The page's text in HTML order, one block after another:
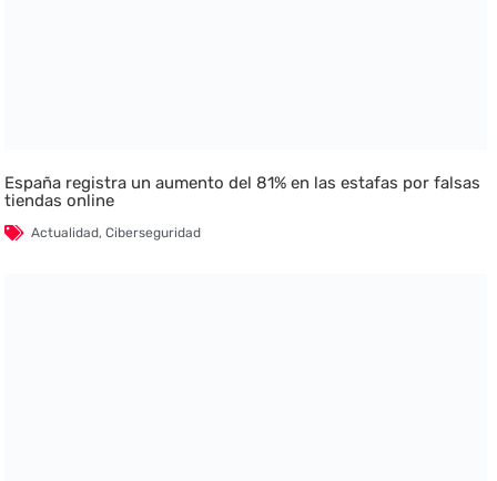
España registra un aumento del 81% en las estafas por falsas
tiendas online
Actualidad,Ciberseguridad